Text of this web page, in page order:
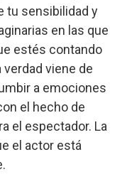
tu sensibilidad y
en las que
estés contando
viene de
a emociones
el hecho de
el espectador. La
el actor está